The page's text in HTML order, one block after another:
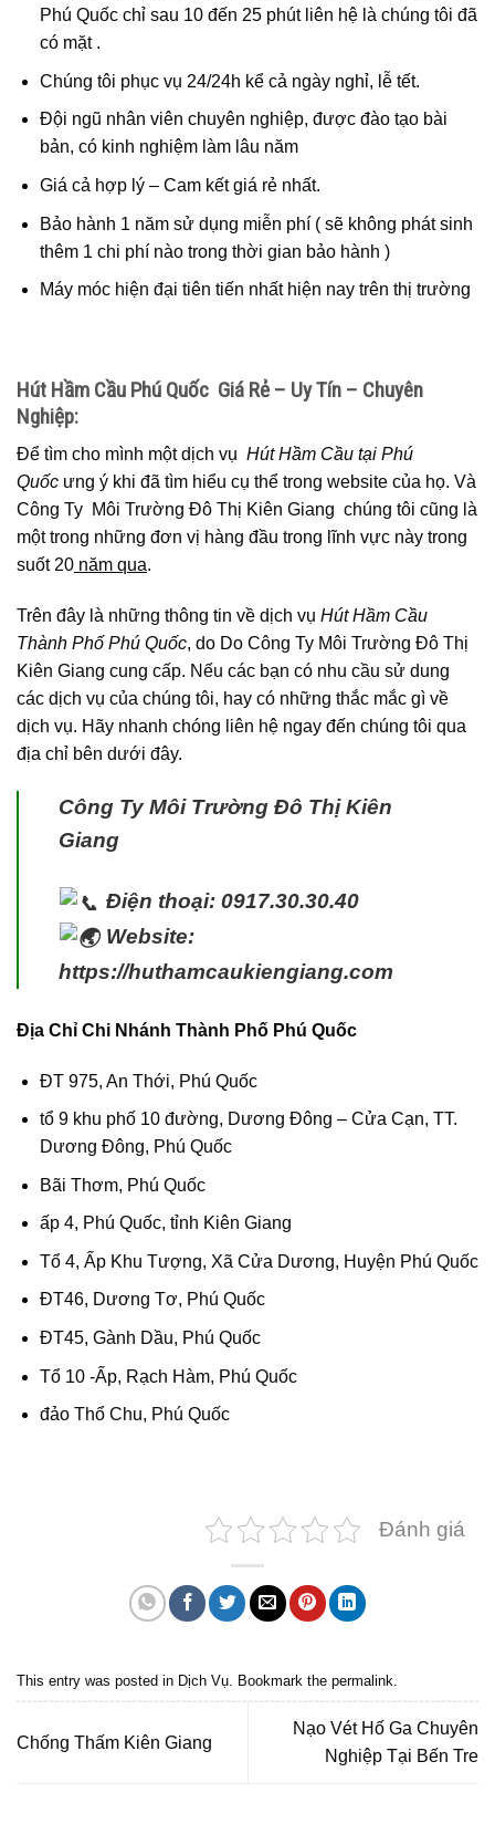
Phú Quốc chỉ sau 10 đến 25 phút liên hệ là chúng tôi đã
có mặt .
Chúng tôi phục vụ 24/24h kể cả ngày nghỉ, lễ tết.
Đội ngũ nhân viên chuyên nghiệp, được đào tạo bài
bản, có kinh nghiệm làm lâu năm
Giá cả hợp lý – Cam kết giá rẻ nhất.
Bảo hành 1 năm sử dụng miễn phí ( sẽ không phát sinh
thêm 1 chi phí nào trong thời gian bảo hành )
Máy móc hiện đại tiên tiến nhất hiện nay trên thị trường
Hút Hầm Cầu Phú Quốc Giá Rẻ – Uy Tín – Chuyên
Nghiệp:
Để tìm cho mình một dịch vụ Hút Hầm Cầu tại Phú
Quốc ưng ý khi đã tìm hiểu cụ thể trong website của họ. Và
Công Ty Môi Trường Đô Thị Kiên Giang chúng tôi cũng là
một trong những đơn vị hàng đầu trong lĩnh vực này trong
suốt 20 năm qua.
Trên đây là những thông tin về dịch vụ Hút Hầm Cầu
Thành Phố Phú Quốc, do Do Công Ty Môi Trường Đô Thị
Kiên Giang cung cấp. Nếu các bạn có nhu cầu sử dung
các dịch vụ của chúng tôi, hay có những thắc mắc gì về
dịch vụ. Hãy nhanh chóng liên hệ ngay đến chúng tôi qua
địa chỉ bên dưới đây.
Công Ty Môi Trường Đô Thị Kiên
Giang
Điện thoại: 0917.30.30.40
Website:
https://huthamcaukiengiang.com
Địa Chỉ Chi Nhánh Thành Phố Phú Quốc
ĐT 975, An Thới, Phú Quốc
tổ 9 khu phố 10 đường, Dương Đông – Cửa Cạn, TT.
Dương Đông, Phú Quốc
Bãi Thơm, Phú Quốc
ấp 4, Phú Quốc, tỉnh Kiên Giang
Tổ 4, Ấp Khu Tượng, Xã Cửa Dương, Huyện Phú Quốc
ĐT46, Dương Tơ, Phú Quốc
ĐT45, Gành Dầu, Phú Quốc
Tổ 10 -Ấp, Rạch Hàm, Phú Quốc
đảo Thổ Chu, Phú Quốc
Đánh giá
This entry was posted in Dịch Vụ . Bookmark the permalink
Chống Thấm Kiên Giang
Nạo Vét Hố Ga Chuyên
Nghiệp Tại Bến Tre